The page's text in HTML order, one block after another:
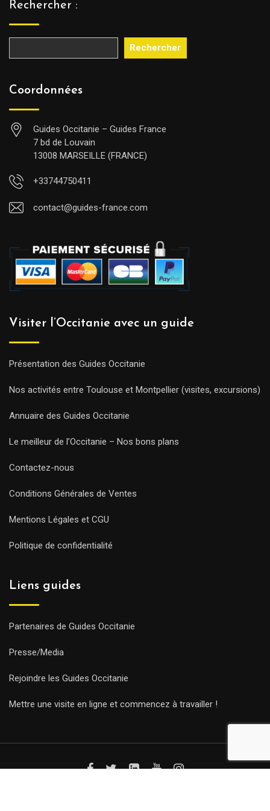
Rechercher :
Rechercher
Coordonnées
Guides Occitanie – Guides France
7 bd de Louvain
13008 MARSEILLE (FRANCE)
+33744750411
contact@guides-france.com
Visiter l’Occitanie avec un guide
Présentation des Guides Occitanie
Nos activités entre Toulouse et Montpellier (visites, excursions)
Annuaire des Guides Occitanie
Le meilleur de l’Occitanie – Nos bons plans
Contactez-nous
Conditions Générales de Ventes
Mentions Légales et CGU
Politique de confidentialité
Liens guides
Partenaires de Guides Occitanie
Presse/Media
Rejoindre les Guides Occitanie
Mettre une visite en ligne et commencez à travailler !